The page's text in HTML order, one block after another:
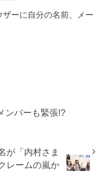
ーに自分の名前、メー
ンバーも緊張!?
が「内村さま
レームの嵐か